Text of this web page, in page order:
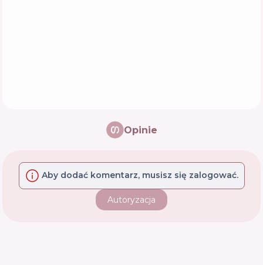
Opinie
Aby dodać komentarz, musisz się zalogować.
Autoryzacja